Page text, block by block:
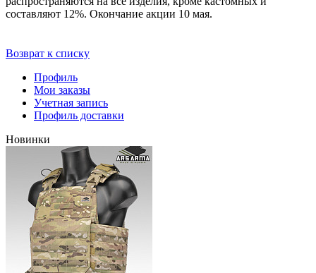
составляют 12%. Окончание акции 10 мая.
Возврат к списку
Профиль
Мои заказы
Учетная запись
Профиль доставки
Новинки